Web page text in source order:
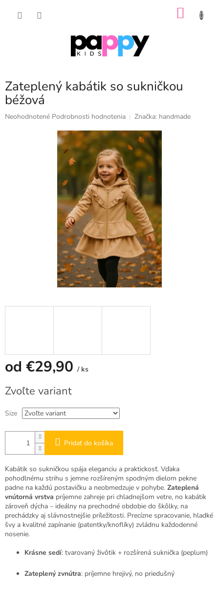
Zateplený kabátik so sukničkou
béžová
Priemerné
Neohodnotené Podrobnosti hodnotenia Značka: handmade
od €29,90 / ks
cena:
Zvoľte variant
Size
Pridať do košíka
Kabátik so sukničkou spája eleganciu a praktickosť. Vďaka
pohodlnému strihu s jemne rozšíreným spodným dielom pekne
padne na každú postavičku a neobmedzuje v pohybe. Zateplená
vnútorná vrstva príjemne zahreje pri chladnejšom vetre, no kabátik
zároveň dýcha – ideálny na prechodné obdobie do škôlky, na
prechádzky aj slávnostnejšie príležitosti. Precízne spracovanie, hladké
švy a kvalitné zapínanie (patentky/knoflíky) zvládnu každodenné
nosenie.
Krásne sedí: tvarovaný živôtik + rozšírená suknička (peplum)
Zateplený zvnútra: príjemne hrejivý, no priedušný